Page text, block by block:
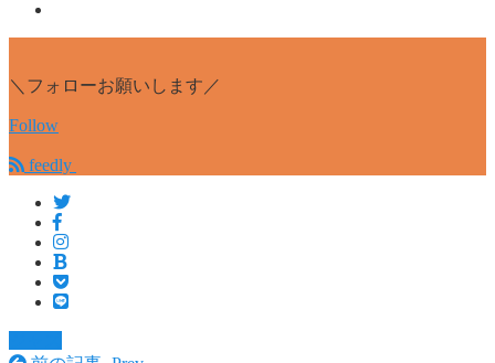
＼フォローお願いします／
Follow
feedly